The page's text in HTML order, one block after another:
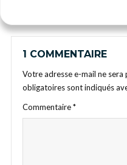
1 COMMENTAIRE
Votre adresse e-mail ne sera
obligatoires sont indiqués
Commentaire*